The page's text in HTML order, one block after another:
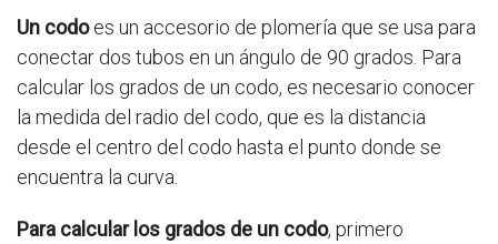
Un codoes un accesorio de plomería que se usa para
conectar dos tubos en un ángulo de 90 grados. Para
calcular los grados de un codo, es necesario conocer
la medida del radio del codo, que es la distancia
desde el centro del codo hasta el punto donde se
encuentra la curva.
Para calcular los grados de un codo, primero